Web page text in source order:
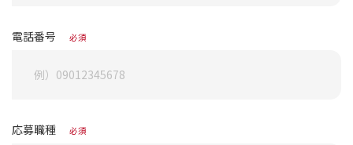
電話番号 必須
応募職種 必須